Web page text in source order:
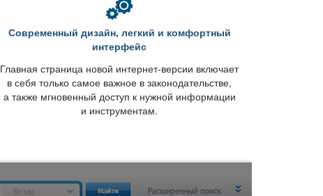
Современный дизайн, легкий и комфортный
интерфейс
Главная страница новой интернет-версии включает
себя только самое важное в законодательстве,
а также мгновенный доступ к нужной информации
и инструментам.